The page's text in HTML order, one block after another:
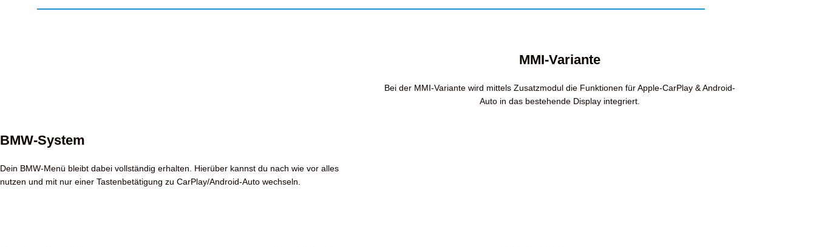
BMW-System
Dein BMW-Menü bleibt dabei vollständig erhalten. Hierüber kannst du nach wie vor alles
nutzen und mit nur einer Tastenbetätigung zu CarPlay/Android-Auto wechseln.
MMI-Variante
Bei der MMI-Variante wird mittels Zusatzmodul die Funktionen für Apple-CarPlay & Android-
Auto in das bestehende Display integriert.